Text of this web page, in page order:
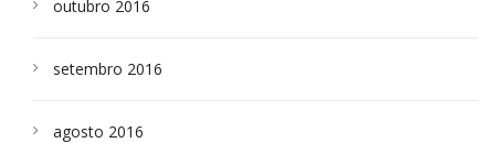
outubro 2016
setembro 2016
agosto 2016